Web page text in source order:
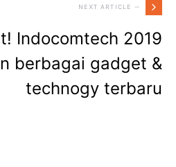
NEXT ARTICLE —
Indocomtech 2019
berbagai gadget &
technogy terbaru